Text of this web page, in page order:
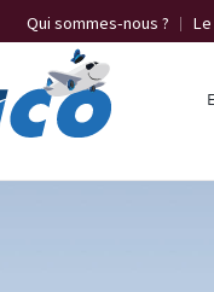
Qui sommes-nous ?